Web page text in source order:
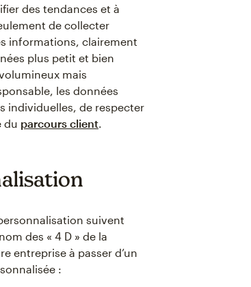
des tendances et à
de collecter
informations, clairement
plus petit et bien
mais
les données
individuelles, de respecter
du parcours client.
suivent
des « 4 D » de la
entreprise à passer d’un
: